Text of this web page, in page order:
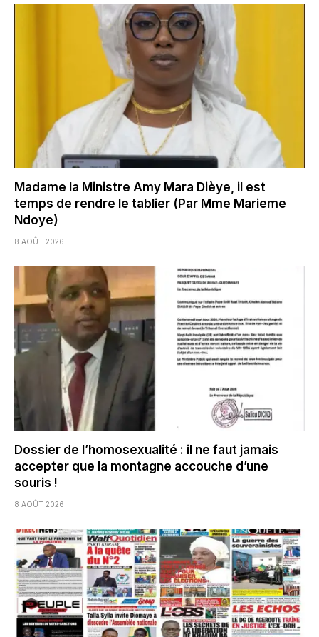
Madame la Ministre Amy Mara Dièye, il est
temps de rendre le tablier (Par Mme Marieme
Ndoye)
8 AOÛT 2026
Dossier de l’homosexualité : il ne faut jamais
accepter que la montagne accouche d’une
souris !
8 AOÛT 2026